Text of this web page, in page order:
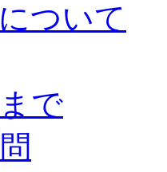
ついて
で